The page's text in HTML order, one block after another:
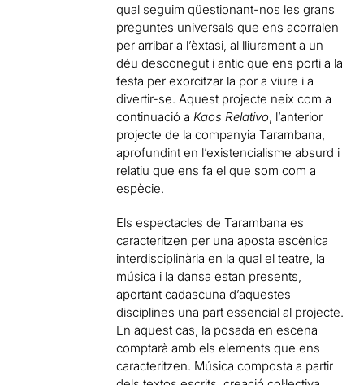
qual seguim qüestionant-nos les grans
preguntes universals que ens acorralen
per arribar a l’èxtasi, al lliurament a un
déu desconegut i antic que ens porti a la
festa per exorcitzar la por a viure i a
divertir-se. Aquest projecte neix com a
continuació a Kaos Relativo , l’anterior
projecte de la companyia Tarambana,
aprofundint en l’existencialisme absurd i
relatiu que ens fa el que som com a
espècie.
Els espectacles de Tarambana es
caracteritzen per una aposta escènica
interdisciplinària en la qual el teatre, la
música i la dansa estan presents,
aportant cadascuna d’aquestes
disciplines una part essencial al projecte.
En aquest cas, la posada en escena
comptarà amb els elements que ens
caracteritzen. Música composta a partir